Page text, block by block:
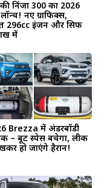
निंजा 300 का 2026
नए ग्राफिक्स,
296cc इंजन और सिर्फ
में
Brezza में अंडरबॉडी
– बूट स्पेस बचेगा, लीक
हो जाएंगे हैरान!